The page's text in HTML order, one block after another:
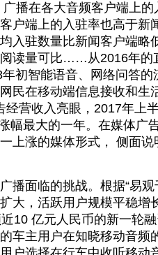
播在各大音频客户端上
户端上的入驻率也高于新
入驻数量比新闻客户端略
读量可比……从2016年的
年初智能语音、网络问答
民在移动端信息接收和生
经营收入亮眼，2017年上
幅最大的一年。在媒体广
上涨的媒体形式， 侧面
播面临的挑战。根据“易
大，活跃用户规模平稳增
10 亿元人民币的新一轮
车主用户在知晓移动音频